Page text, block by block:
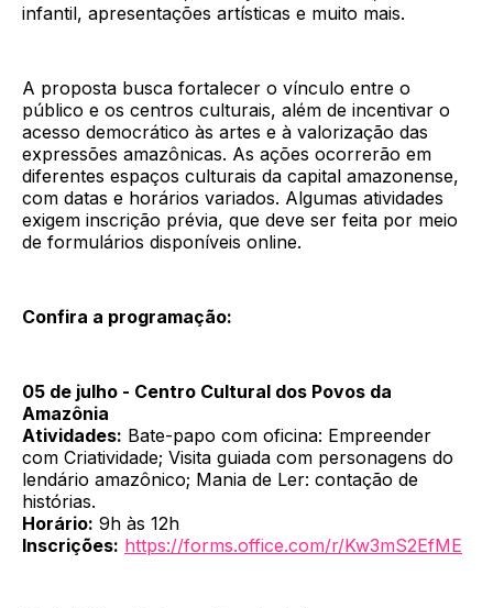
infantil, apresentações artísticas e muito mais.
A proposta busca fortalecer o vínculo entre o
público e os centros culturais, além de incentivar o
acesso democrático às artes e à valorização das
expressões amazônicas. As ações ocorrerão em
diferentes espaços culturais da capital amazonense,
com datas e horários variados. Algumas atividades
exigem inscrição prévia, que deve ser feita por meio
de formulários disponíveis online.
Confira a programação:
05 de julho - Centro Cultural dos Povos da
Amazônia
Atividades: Bate-papo com oficina: Empreender
com Criatividade; Visita guiada com personagens do
lendário amazônico; Mania de Ler: contação de
histórias.
Horário: 9h às 12h
Inscrições: https://forms.office.com/r/Kw3mS2EfME